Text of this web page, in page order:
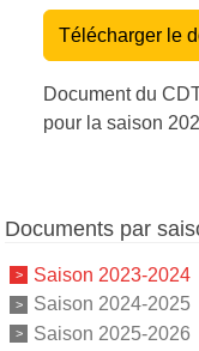
Télécharger le
Document du
pour la saison
Documents par
Saison 2023-2024
Saison 2024-2025
Saison 2025-2026